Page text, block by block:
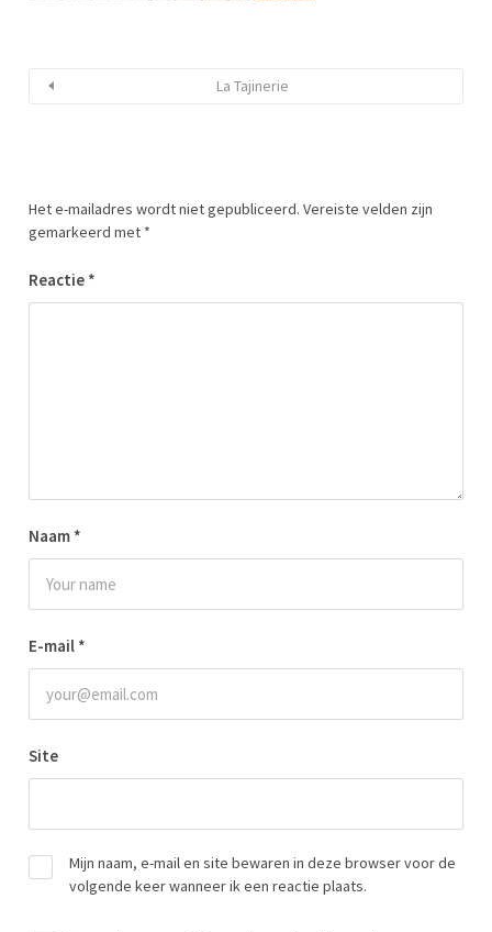
La Tajinerie
Het e-mailadres wordt niet gepubliceerd. Vereiste velden zijn
gemarkeerd met *
Reactie *
Naam *
E-mail *
Site
Mijn naam, e-mail en site bewaren in deze browser voor de
volgende keer wanneer ik een reactie plaats.